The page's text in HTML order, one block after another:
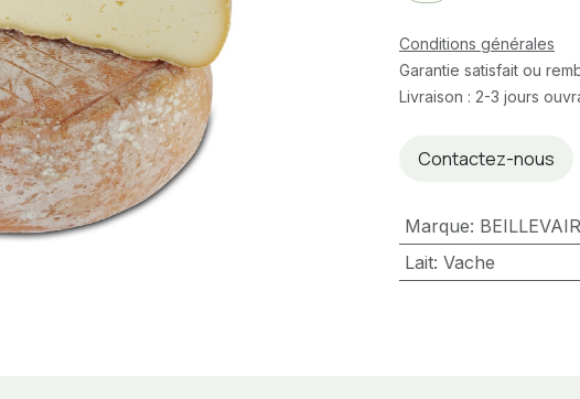
Conditions générales
Garantie satisfait ou
Livraison : 2-3 jours
Contactez-nous
Marque:
Lait: Vache